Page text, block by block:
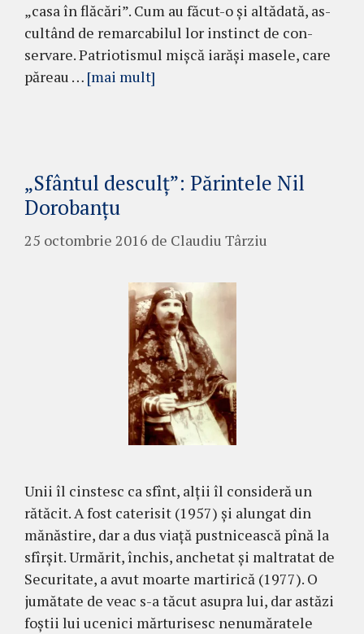
„casa în flăcări”. Cum au fă­cut-o şi altădată, as­
cultând de remarcabilul lor instinct de con­
servare. Patriotismul mişcă iarăşi masele, care
pă­reau … [mai mult]
„Sfântul desculţ”: Părintele Nil
Dorobanțu
25 octombrie 2016 de Claudiu Târziu
Unii îl cinstesc ca sfînt, alții îl consideră un
rătăcit. A fost caterisit (1957) și alungat din
mănăstire, dar a dus viață pustnicească pînă la
sfîrșit. Urmărit, închis, anchetat și maltratat de
Securitate, a avut moarte martirică (1977). O
jumătate de veac s-a tăcut asupra lui, dar astăzi
foștii lui ucenici mărturisesc nenumăratele